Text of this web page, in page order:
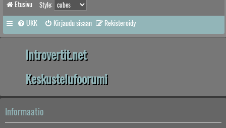
Etusivu Style:
UKK Kirjaudu sisään Rekisteröidy
Introvertit.net
Keskustelufoorumi
Informaatio